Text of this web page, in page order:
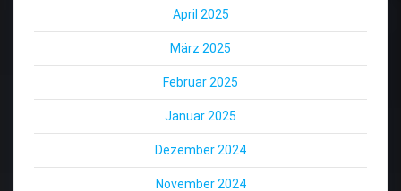
April 2025
März 2025
Februar 2025
Januar 2025
Dezember 2024
November 2024